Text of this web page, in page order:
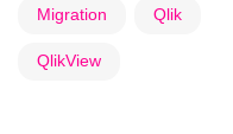
Migration Qlik
QlikView